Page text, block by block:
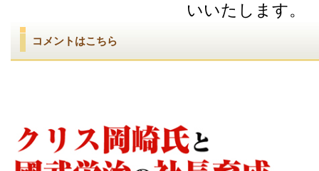
いいたします。
コメントはこちら